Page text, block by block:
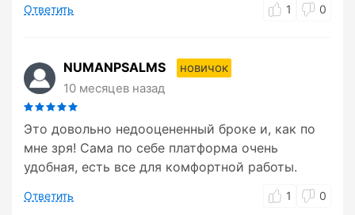
Ответить 1 0
NUMANPSALMS
новичок
10 месяцев назад
Это довольно недооцененный броке и, как по
мне зря! Сама по себе платформа очень
удобная, есть все для комфортной работы.
Ответить 1 0